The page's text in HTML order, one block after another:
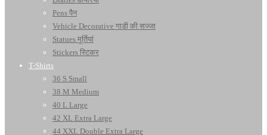
Pens पैन
Vehicle Decorative गाडी की सज्जा
Statues मूर्तियां
Stickers स्टिकर
T-Shirts
36 S Small
38 M Medium
40 L Large
42 XL Extra Large
44 XXL Double Extra Large